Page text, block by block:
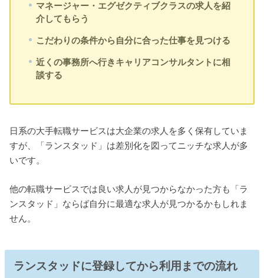
マネージャー・エグゼクティブクラスの求人を紹
介してもらう
こだわりの条件から自分に合った仕事を見つける
近くの事務所へ行きキャリアコンサルタントに相
談する
日系の大手転職サービスは大企業の求人を多く保有していま
すが、「ランスタッド」は差別化を図ってニッチな求人が多
いです。
他の転職サービスでは良い求人が見つからなかった方も「ラ
ンスタッド」ならば自分に最適な求人が見つかるかもしれま
せん。
ランスタッドに登録してから利用までの流れ